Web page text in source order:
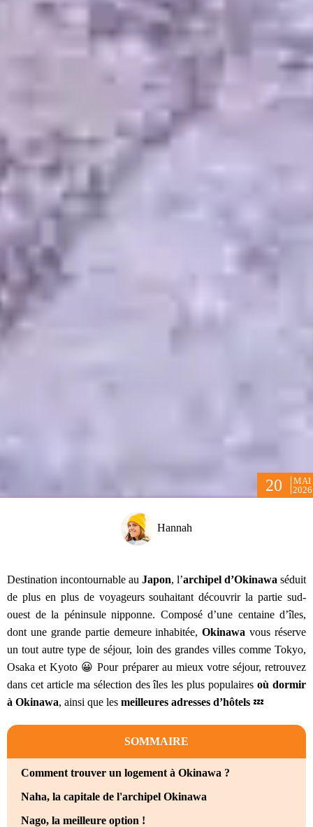
20
MAI
2026
Hannah
Destination incontournable au Japon, l’archipel d’Okinawa séduit
de plus en plus de voyageurs souhaitant découvrir la partie sud-
ouest de la péninsule nipponne. Composé d’une centaine d’îles,
dont une grande partie demeure inhabitée,Okinawa vous réserve
un tout autre type de séjour, loin des grandes villes comme Tokyo,
Osaka et Kyoto 😀 Pour préparer au mieux votre séjour, retrouvez
dans cet article ma sélection des îles les plus populaires où dormir
à Okinawa, ainsi que les meilleures adresses d’hôtels 💤
SOMMAIRE
Comment trouver un logement à Okinawa ?
Naha, la capitale de l'archipel Okinawa
Nago, la meilleure option !